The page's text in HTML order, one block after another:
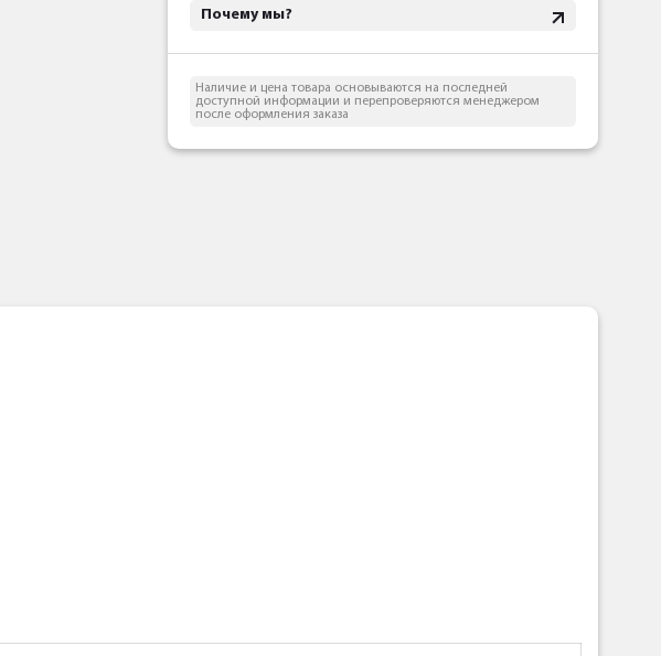
Почему мы?
Наличие и цена товара основываются на последней
доступной информации и перепроверяются менеджером
после оформления заказа